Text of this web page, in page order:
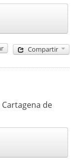
Compartir
Cartagena de